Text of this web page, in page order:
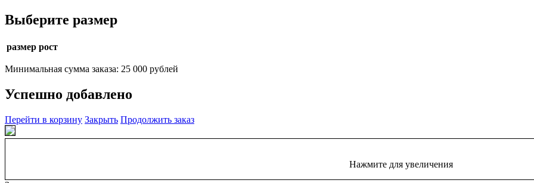
Выберите размер
размер рост
Минимальная сумма заказа: 25 000 рублей
Успешно добавлено
Перейти в корзину Закрыть Продолжить заказ
Нажмите для увеличения